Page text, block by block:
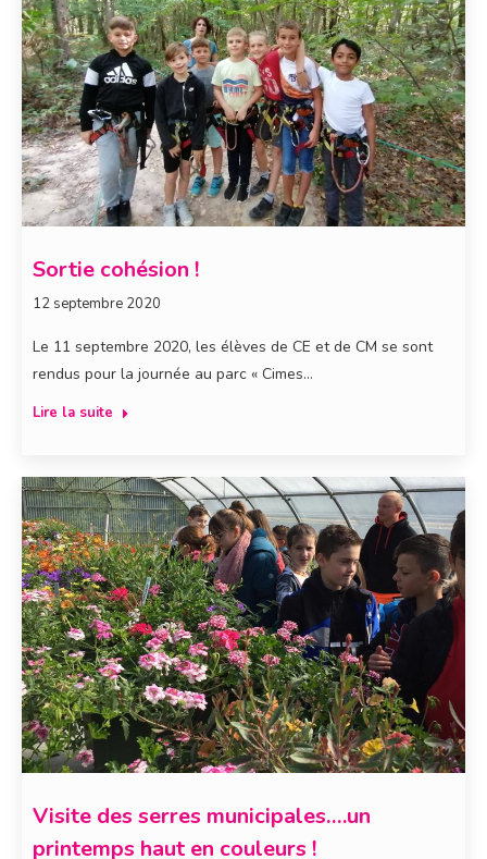
Sortie cohésion !
12 septembre 2020
Le 11 septembre 2020, les élèves de CE et de CM se sont
rendus pour la journée au parc « Cimes…
Lire la suite
Visite des serres municipales….un
printemps haut en couleurs !